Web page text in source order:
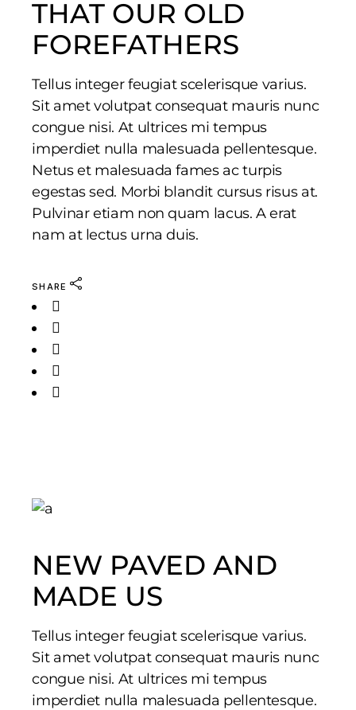
THAT OUR OLD
FOREFATHERS
Tellus integer feugiat scelerisque varius.
Sit amet volutpat consequat mauris nunc
congue nisi. At ultrices mi tempus
imperdiet nulla malesuada pellentesque.
Netus et malesuada fames ac turpis
egestas sed. Morbi blandit cursus risus at.
Pulvinar etiam non quam lacus. A erat
nam at lectus urna duis.
SHARE
NEW PAVED AND
MADE US
Tellus integer feugiat scelerisque varius.
Sit amet volutpat consequat mauris nunc
congue nisi. At ultrices mi tempus
imperdiet nulla malesuada pellentesque.